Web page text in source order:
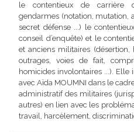
le contentieux de carrière
gendarmes (notation, mutation,
secret défense ...) le
conseil d’enquête) et le
et anciens militaires (désertion,
outrages, voies de fait,
homicides involontaires ...).
avec Aïda MOUMNI dans le
administratif des militaires
autres) en lien avec les
travail, harcèlement,